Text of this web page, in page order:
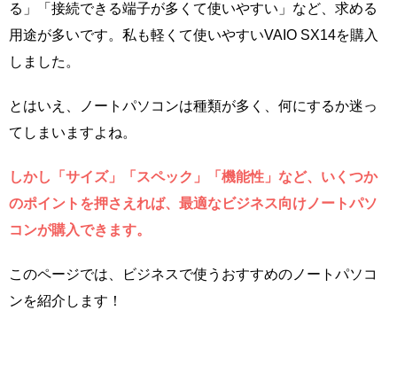
る」「接続できる端子が多くて使いやすい」など、求める
用途が多いです。私も軽くて使いやすいVAIO SX14を購入
しました。
とはいえ、ノートパソコンは種類が多く、何にするか迷っ
てしまいますよね。
しかし「サイズ」「スペック」「機能性」など、いくつか
のポイントを押さえれば、最適なビジネス向けノートパソ
コンが購入できます。
このページでは、ビジネスで使うおすすめのノートパソコ
ンを紹介します！